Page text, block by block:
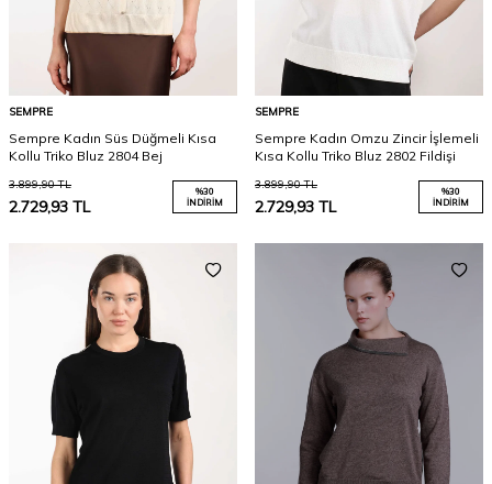
SEMPRE
Sempre Kadın Süs Düğmeli Kısa
Kollu Triko Bluz 2804 Bej
3.899,90TL
2.729,93 TL
%30
İNDIRIM
SEMPRE
Sempre Kadın Omzu Zincir İşlemeli
Kısa Kollu Triko Bluz 2802 Fildişi
3.899,90TL
2.729,93 TL
%30
İNDIRIM